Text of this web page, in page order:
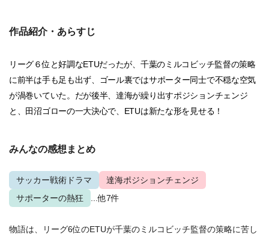
作品紹介・あらすじ
リーグ６位と好調なETUだったが、千葉のミルコビッチ監督の策略
に前半は手も足も出ず、ゴール裏ではサポーター同士で不穏な空気
が渦巻いていた。だが後半、達海が繰り出すポジションチェンジ
と、田沼ゴローの一大決心で、ETUは新たな形を見せる！
みんなの感想まとめ
サッカー戦術ドラマ
達海ポジションチェンジ
サポーターの熱狂
...他7件
物語は、リーグ6位のETUが千葉のミルコビッチ監督の策略に苦し